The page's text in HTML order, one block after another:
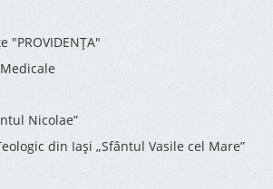
Nicolae”
din Iași „Sfântul Vasile cel Mare”